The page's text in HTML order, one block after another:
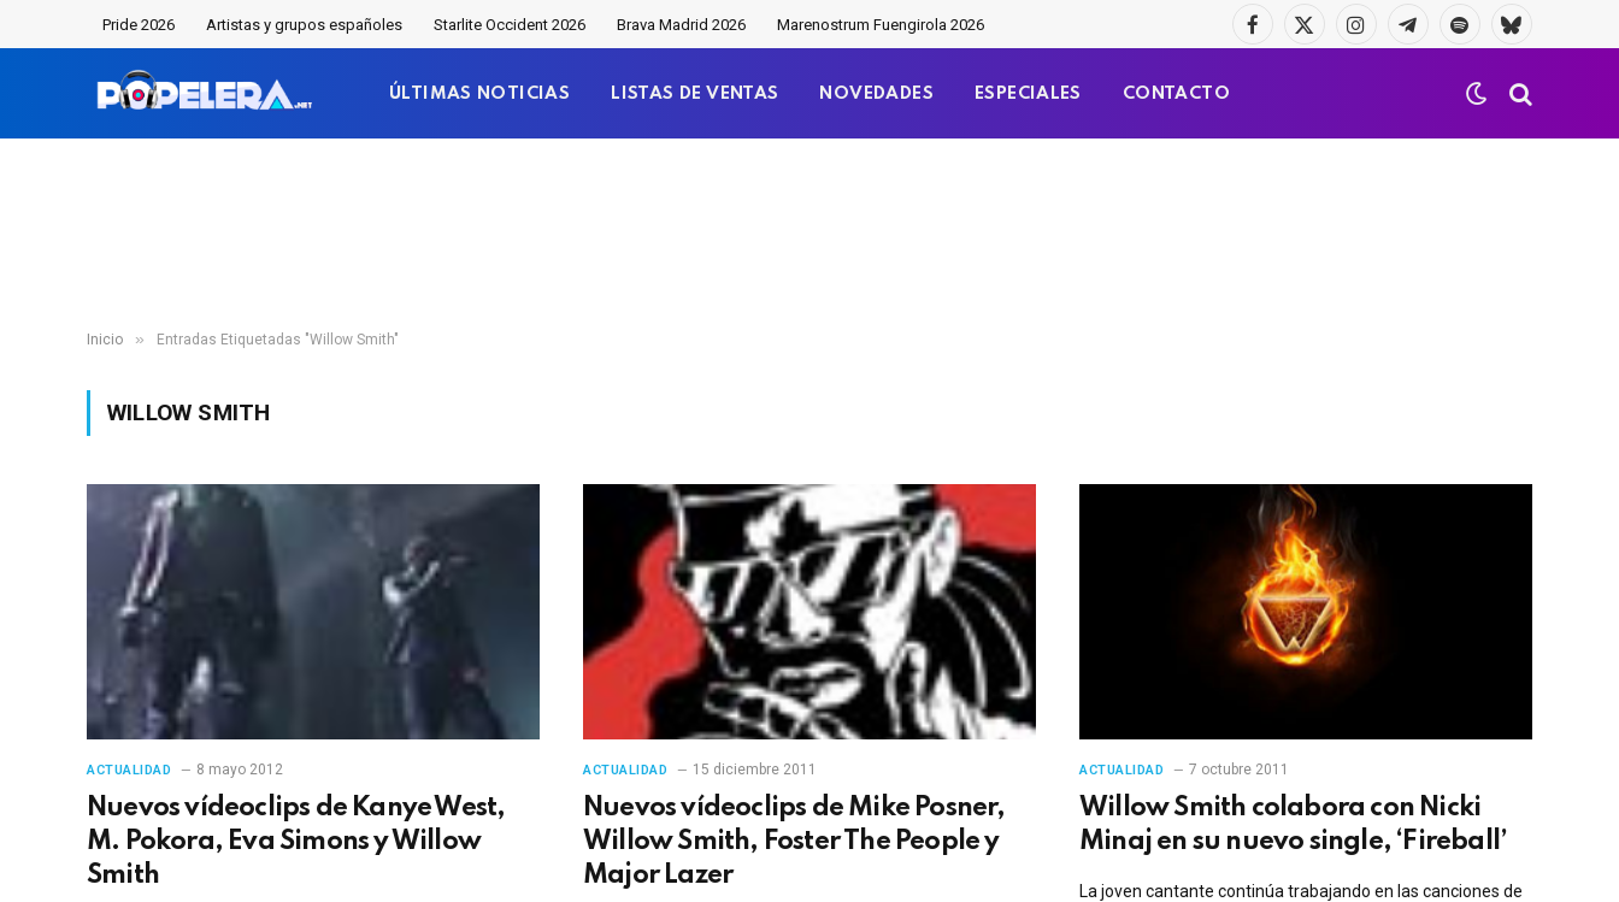
Pride 2026 Artistas y grupos españoles Starlite Occident 2026 Brava Madrid 2026 Marenostrum Fuengirola 2026
Facebook
X
InstagramTelegramaSpotifyBluesky
ÚLTIMAS NOTICIAS LISTAS DE VENTAS NOVEDADES ESPECIALES CONTACTO
Inicio » Entradas Etiquetadas "Willow Smith"
WILLOW SMITH
ACTUALIDAD 8 mayo 2012
Nuevos vídeoclips de Kanye West,
M. Pokora, Eva Simons y Willow
Smith
ACTUALIDAD 15 diciembre 2011
Nuevos vídeoclips de Mike Posner,
Willow Smith, Foster The People y
Major Lazer
ACTUALIDAD 7 octubre 2011
Willow Smith colabora con Nicki
Minaj en su nuevo single, ‘Fireball’
La joven cantante continúa trabajando en las canciones de